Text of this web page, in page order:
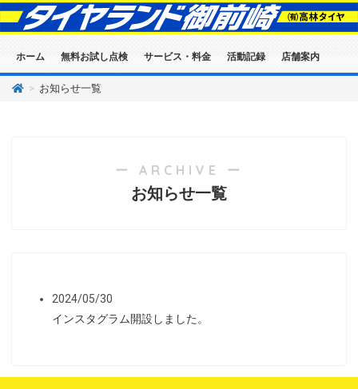
ホーム 無料お試し点検 サービス・料金 活動記録 店舗案内
> お知らせ一覧
ー ARCHIVE ー
お知らせ一覧
2024/05/30
インスタグラム開設しました。